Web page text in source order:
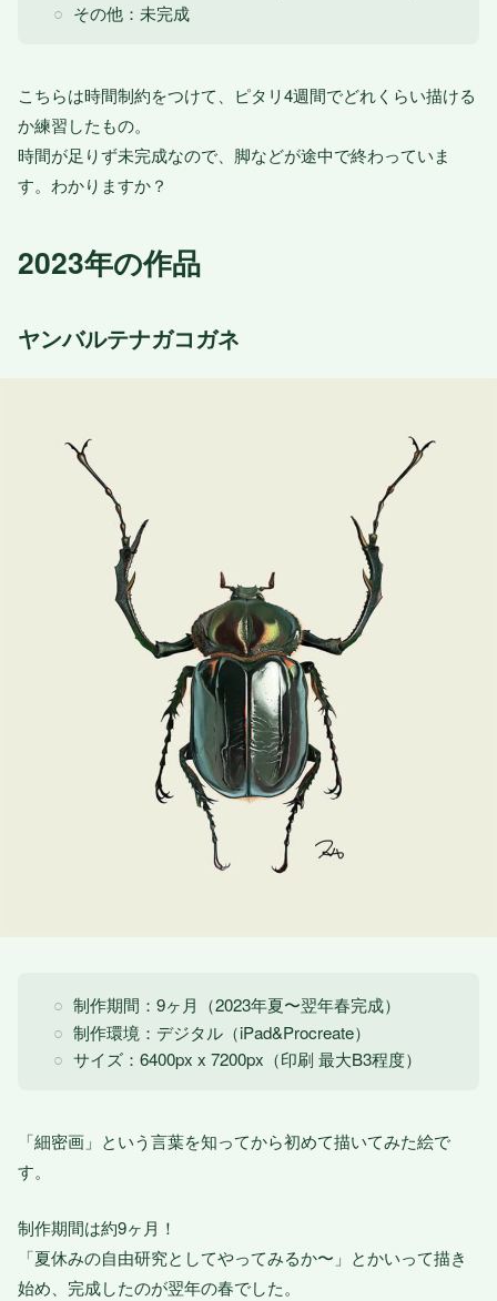
その他：未完成
こちらは時間制約をつけて、ピタリ4週間でどれくらい描ける
か練習したもの。
時間が足りず未完成なので、脚などが途中で終わっていま
す。わかりますか？
2023年の作品
ヤンバルテナガコガネ
制作期間：9ヶ月（2023年夏〜翌年春完成）
制作環境：デジタル（iPad&Procreate）
サイズ：6400px x 7200px（印刷 最大B3程度）
「細密画」という言葉を知ってから初めて描いてみた絵で
す。
制作期間は約9ヶ月！
「夏休みの自由研究としてやってみるか〜」とかいって描き
始め、完成したのが翌年の春でした。